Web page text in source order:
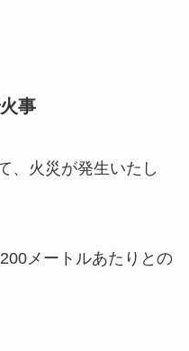
事
、火災が発生いたし
メートルあたりとの